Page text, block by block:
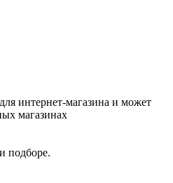
интернет-магазина и может
магазинах
подборе.